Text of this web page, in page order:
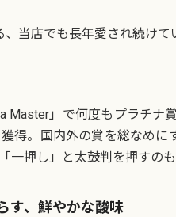
当店でも長年愛され続けて
Master」で何度もプラチナ
得。国内外の賞を総なめ
一押し」と太鼓判を押すのも
す、鮮やかな酸味